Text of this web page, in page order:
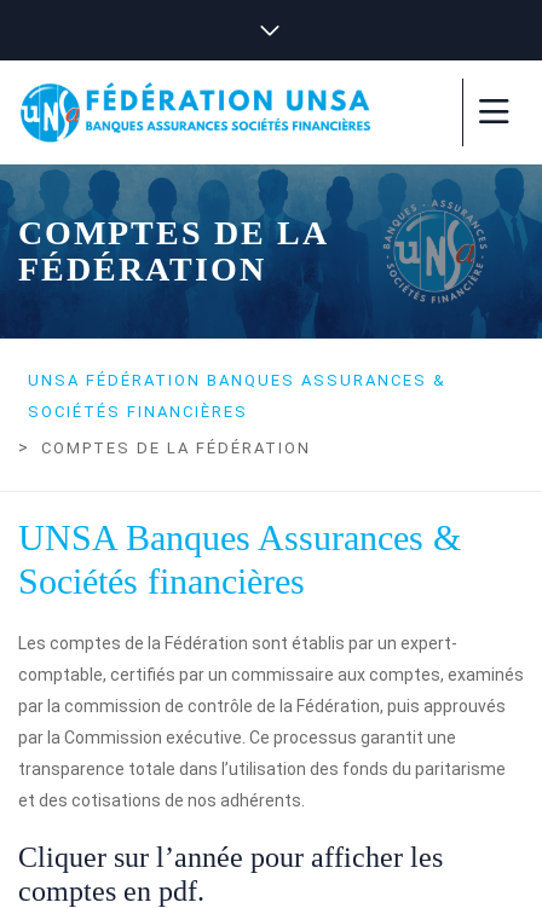
COMPTES DE LA
FÉDÉRATION
UNSA FÉDÉRATION BANQUES ASSURANCES &
SOCIÉTÉS FINANCIÈRES
> COMPTES DE LA FÉDÉRATION
UNSA Banques Assurances &
Sociétés financières
Les comptes de la Fédération sont établis par un expert-
comptable, certifiés par un commissaire aux comptes, examinés
par la commission de contrôle de la Fédération, puis approuvés
par la Commission exécutive. Ce processus garantit une
transparence totale dans l’utilisation des fonds du paritarisme
et des cotisations de nos adhérents.
Cliquer sur l’année pour afficher les
comptes en pdf.